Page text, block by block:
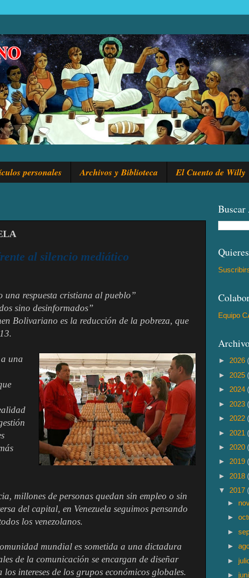
personales Archivos y Biblioteca El Cuento de Willy
al silencio mediático
respuesta cristiana al pueblo”
sino desinformados”
Bolivariano es la reducción de la pobreza, que
una
millones de personas quedan sin empleo o sin
del capital, en Venezuela seguimos pensando
los venezolanos.
mundial es sometida a una dictadura
de la comunicación se encargan de diseñar
intereses de los grupos económicos globales.
Equipo
► 2026
► 2025
► 2024
► 2023
► 2022
► 2021
► 2020
► 2019
► 2018
▼ 2017
►
►
►
►
►
►